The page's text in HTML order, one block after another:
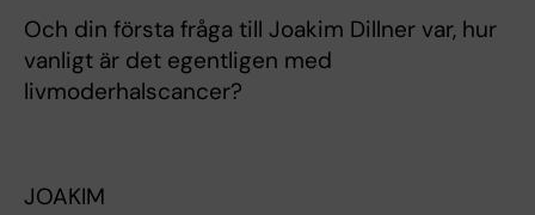
Och din första fråga till Joakim Dillner var, hur
vanligt är det egentligen med
livmoderhalscancer?
JOAKIM